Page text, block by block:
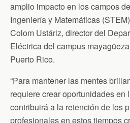
amplio impacto en los campos
Ingeniería y Matemáticas
Colom Ustáriz, director del
Eléctrica del campus
Puerto Rico.
“Para mantener las mentes
requiere crear oportunidades en
contribuirá a la retención de los
profesionales en estos tiempos